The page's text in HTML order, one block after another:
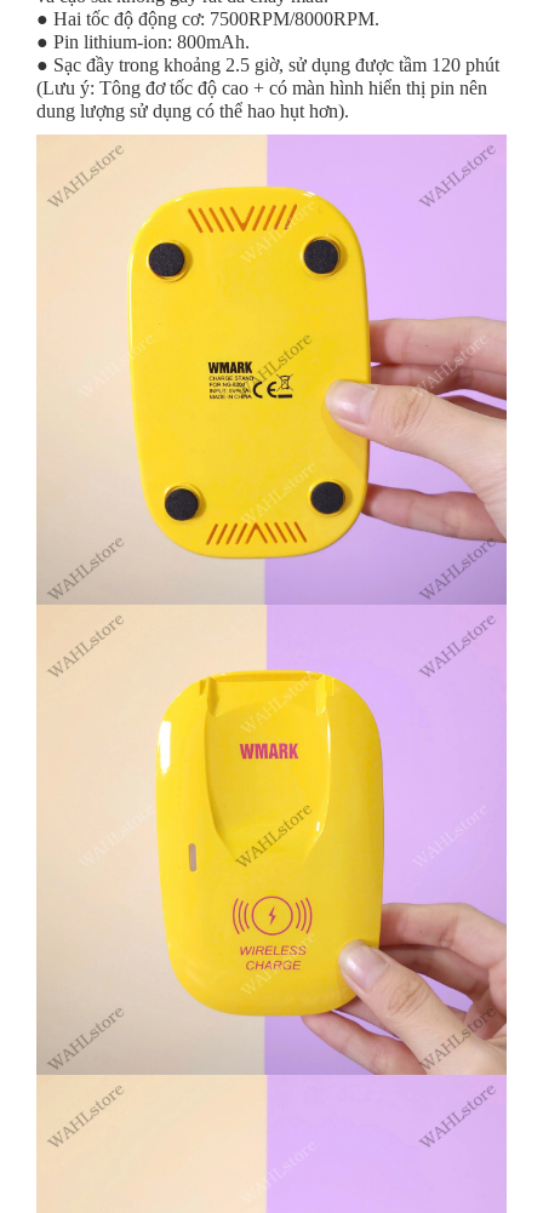
● Hai tốc độ động cơ: 7500RPM/8000RPM.
● Pin lithium-ion: 800mAh.
● Sạc đầy trong khoảng 2.5 giờ, sử dụng được tầm 120 phút
(Lưu ý: Tông đơ tốc độ cao + có màn hình hiển thị pin nên
dung lượng sử dụng có thể hao hụt hơn).